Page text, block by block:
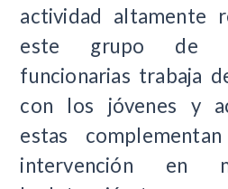
actividad altamente
este grupo de
funcionarias trabaja
con los jóvenes y
estas
intervención en